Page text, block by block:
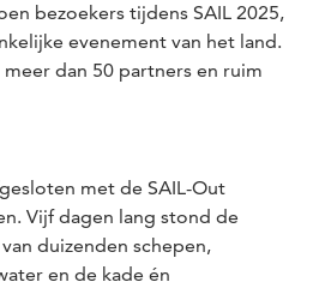
bezoekers tijdens SAIL 2025,
evenement van het land.
dan 50 partners en ruim
met de SAIL-Out
Vijf dagen lang stond de
duizenden schepen,
en de kade én